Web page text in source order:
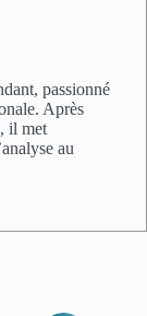
passionné
Après
il met
au